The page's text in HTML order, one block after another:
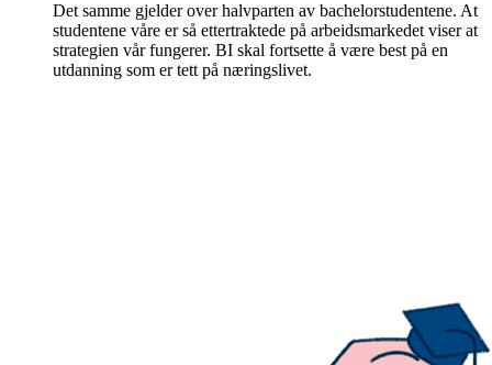
Det samme gjelder over halvparten av bachelorstudentene. At
studentene våre er så ettertraktede på arbeidsmarkedet viser at
strategien vår fungerer. BI skal fortsette å være best på en
utdanning som er tett på næringslivet.